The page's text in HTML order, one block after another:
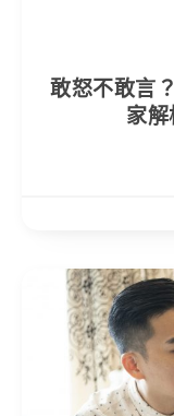
敢怒不敢言
家